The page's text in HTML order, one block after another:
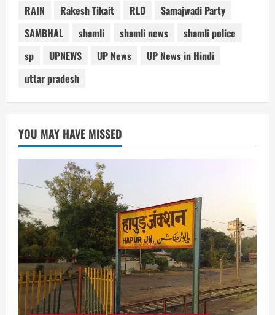
RAIN
Rakesh Tikait RLD
Samajwadi Party
SAMBHAL
shamli shamli news
shamli police
sp
UPNEWS UP News
UP News in Hindi
uttar pradesh
YOU MAY HAVE MISSED